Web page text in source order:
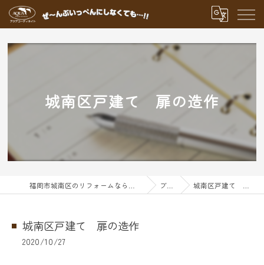
城南区戸建て 扉の造作
ブログ 城南区戸建て 扉の造作
城南区戸建て 扉の造作
2020/10/27